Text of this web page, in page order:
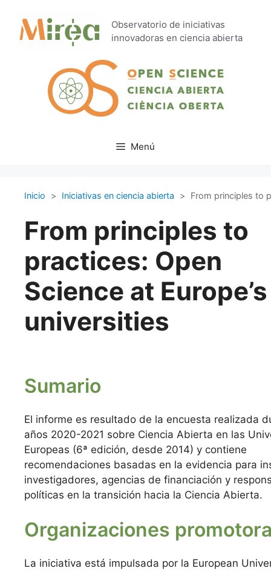
contenido
Observatorio de iniciativas
innovadoras en ciencia abierta
Menú
Inicio > Iniciativas en ciencia abierta > From principles to
From principles to
practices: Open
Science at Europe’s
universities
Sumario
El informe es resultado de la encuesta realizada
años 2020-2021 sobre Ciencia Abierta en las
Europeas (6ª edición, desde 2014) y contiene
recomendaciones basadas en la evidencia para
investigadores, agencias de financiación y
políticas en la transición hacia la Ciencia Abierta.
Organizaciones
La iniciativa está impulsada por la European